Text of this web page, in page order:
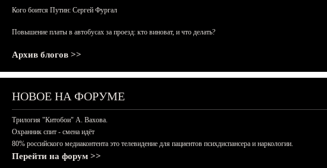
Кого боится Путин: Сергей Фургал
Повышение платы в автобусах за проезд: кто виноват, и что делать?
Архив блогов >>
НОВОЕ НА ФОРУМЕ
Трилогия "Китобои" А. Вахова.
Охранник спит - смена идёт
80% российского медиаконтента это телевидение для пациентов психдиспансера и наркологии.
Перейти на форум >>